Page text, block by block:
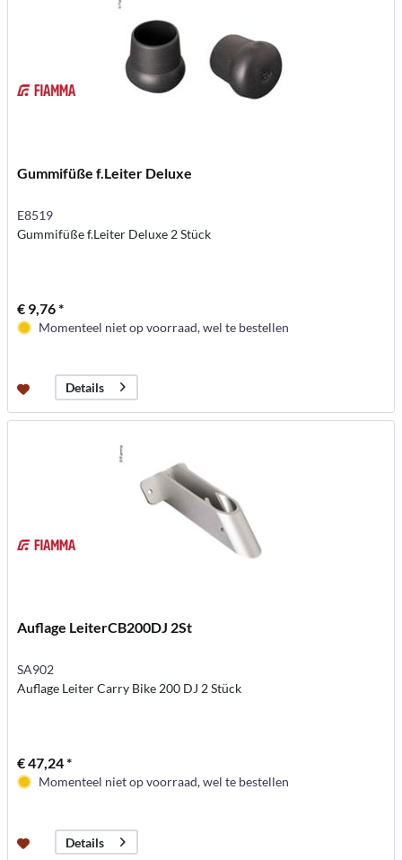
Gummifüße f.Leiter Deluxe
E8519
Gummifüße f.Leiter Deluxe 2 Stück
€ 9,76 *
Momenteel niet op voorraad, wel te bestellen
Details
Auflage LeiterCB200DJ 2St
SA902
Auflage Leiter Carry Bike 200 DJ 2 Stück
€ 47,24 *
Momenteel niet op voorraad, wel te bestellen
Details